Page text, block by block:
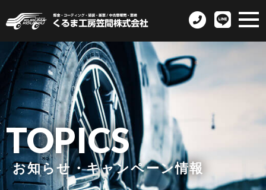
TOPICS
お知らせ・キャンペーン情報